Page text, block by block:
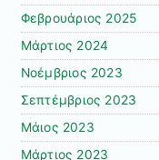
Φεβρουάριος 2025
Μάρτιος 2024
Νοέμβριος 2023
Σεπτέμβριος 2023
Μάιος 2023
Μάρτιος 2023